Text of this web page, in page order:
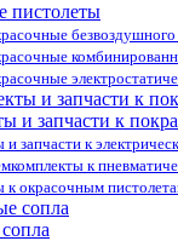
пистолеты
и запчасти к
и запчасти к
к
к окрасочным